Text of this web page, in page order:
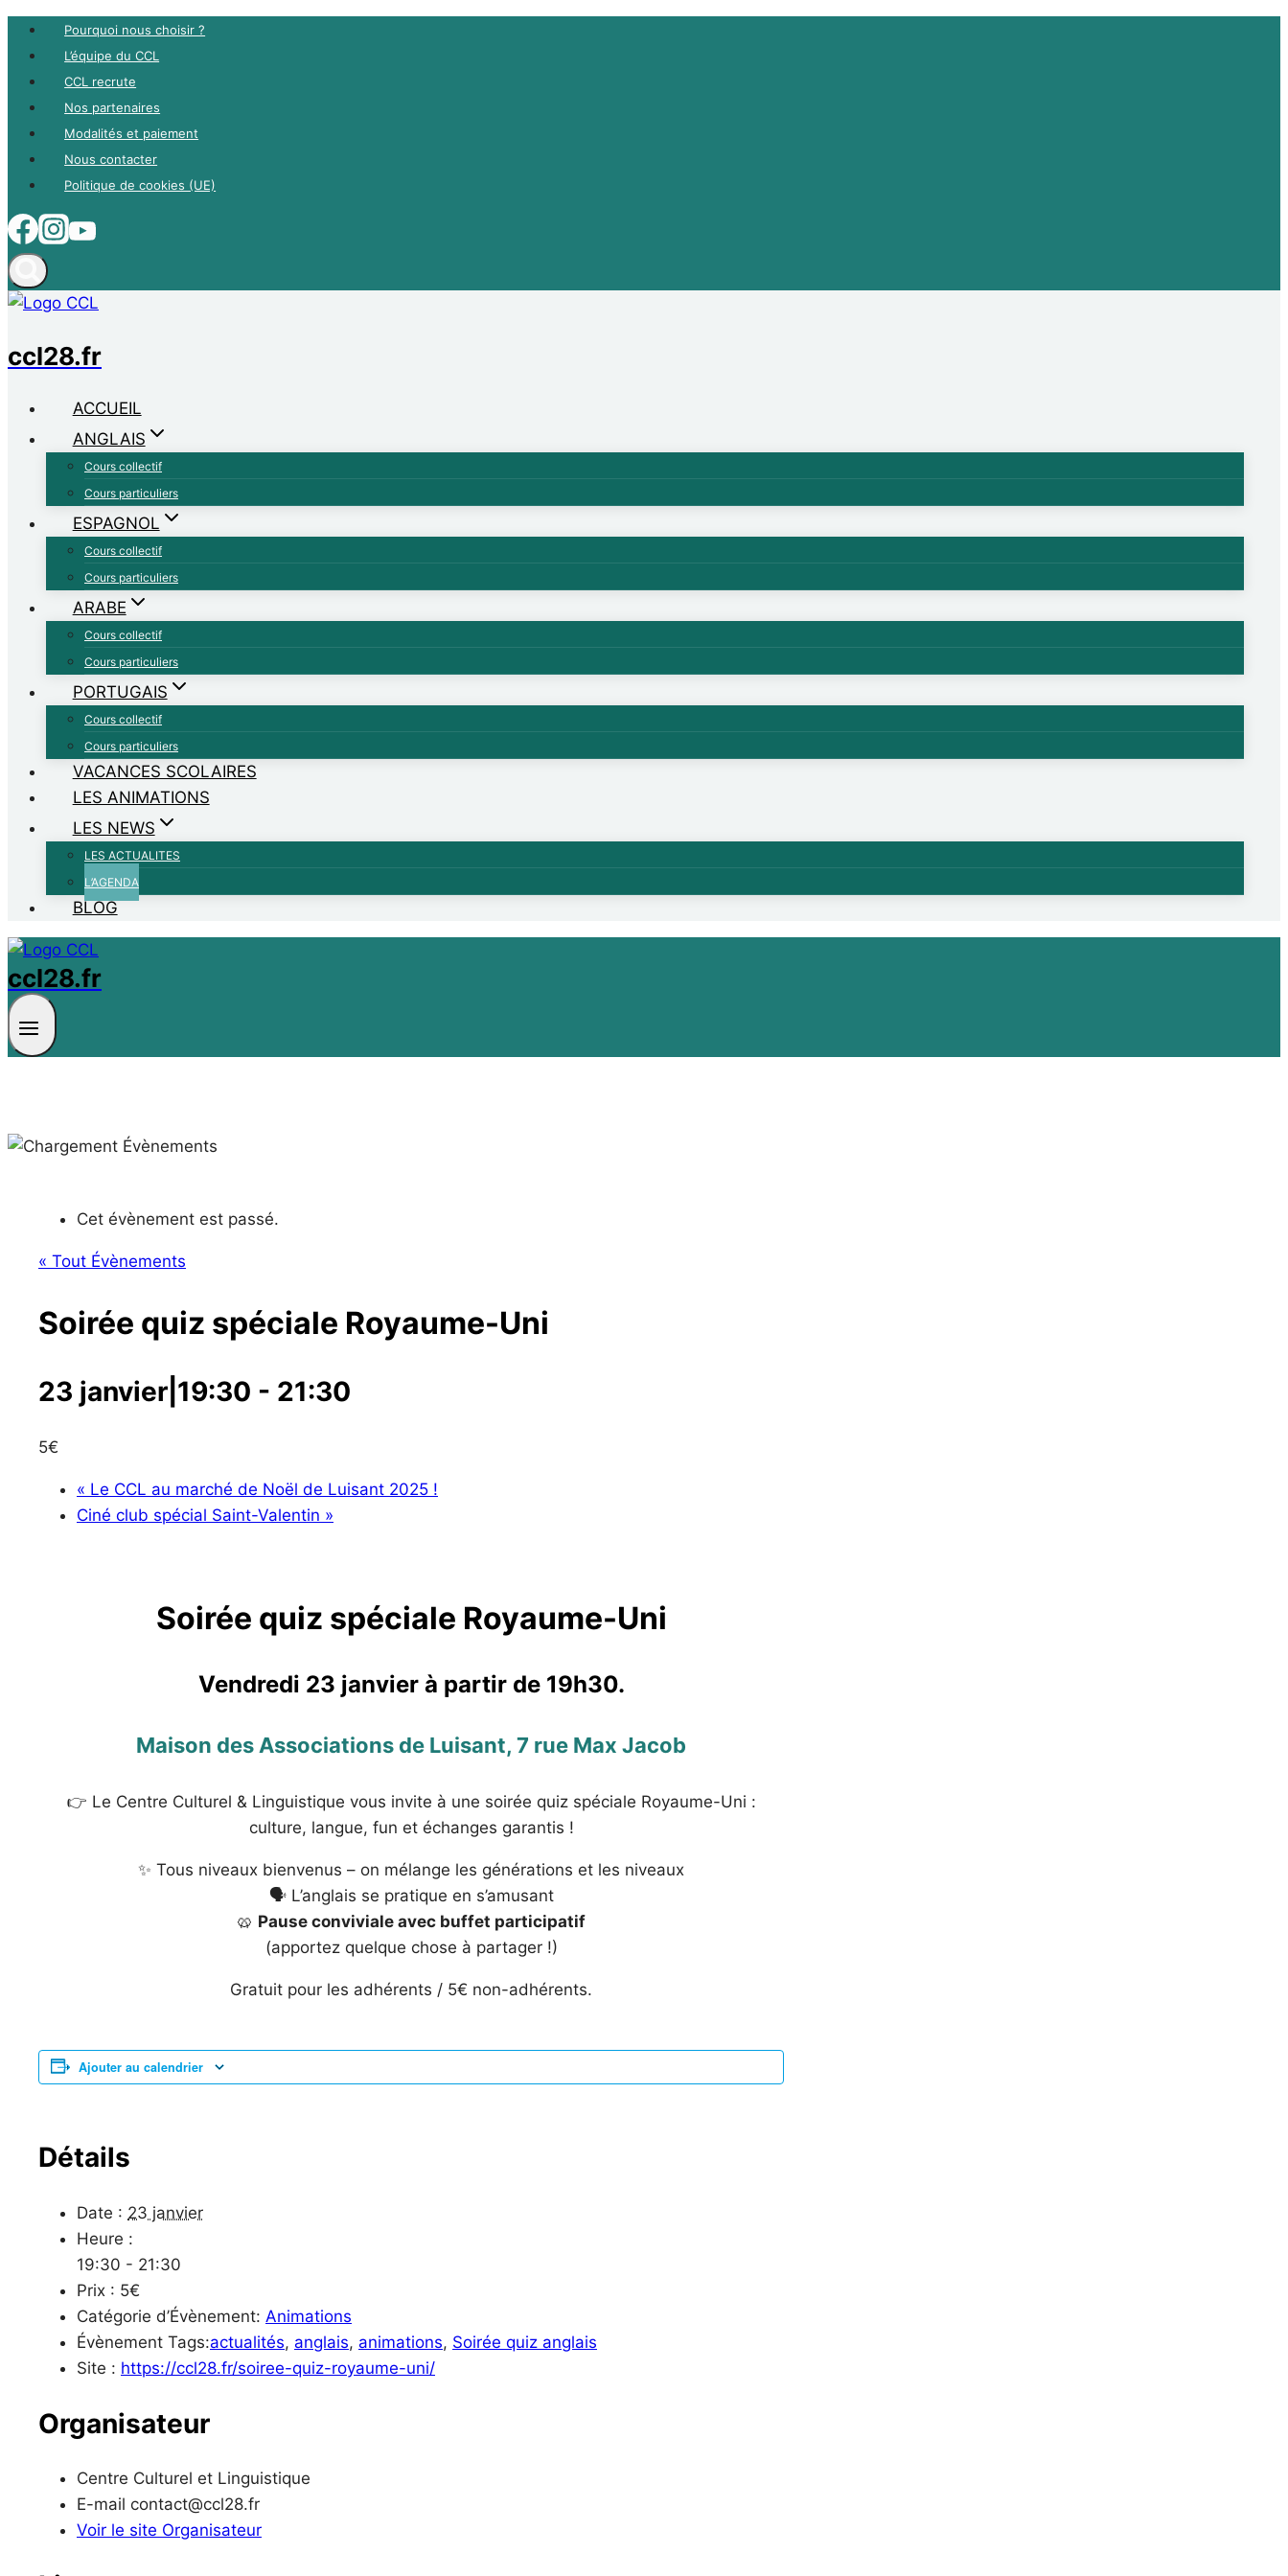
Aller
contenu
Pourquoi nous choisir ?
L’équipe du CCL
CCL recrute
Nos partenaires
Modalités et paiement
Nous contacter
Politique de cookies (UE)
ccl28.fr
ACCUEIL
ANGLAIS
Cours collectif
Cours particuliers
ESPAGNOL
Cours collectif
Cours particuliers
ARABE
Cours collectif
Cours particuliers
PORTUGAIS
Cours collectif
Cours particuliers
VACANCES SCOLAIRES
LES ANIMATIONS
LES NEWS
LES ACTUALITES
L’AGENDA
BLOG
ccl28.fr
Cet évènement est passé.
« Tout Évènements
Soirée quiz spéciale Royaume-Uni
23 janvier|19:30 - 21:30
5€
« Le CCL au marché de Noël de Luisant 2025 !
Ciné club spécial Saint-Valentin »
Soirée quiz spéciale Royaume-Uni
Vendredi 23 janvier à partir de 19h30.
Maison des Associations de Luisant, 7 rue Max Jacob
👉 Le Centre Culturel & Linguistique vous invite à une soirée quiz spéciale Royaume-Uni :
culture, langue, fun et échanges garantis !
✨ Tous niveaux bienvenus – on mélange les générations et les niveaux
🗣️ L’anglais se pratique en s’amusant
🥨 Pause conviviale avec buffet participatif
(apportez quelque chose à partager !)
Gratuit pour les adhérents / 5€ non-adhérents.
Ajouter au calendrier
Détails
Date : 23 janvier
Heure :
19:30 - 21:30
Prix : 5€
Catégorie d’Évènement: Animations
Évènement Tags:actualités, anglais, animations, Soirée quiz anglais
Site : https://ccl28.fr/soiree-quiz-royaume-uni/
Organisateur
Centre Culturel et Linguistique
E-mail contact@ccl28.fr
Voir le site Organisateur